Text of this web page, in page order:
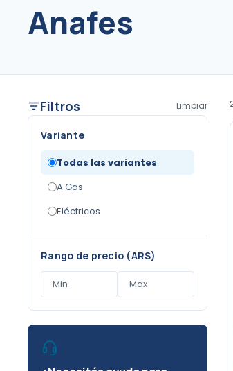
Anafes
Filtros Limpiar
Variante
Todas las variantes
A Gas
Eléctricos
Rango de precio (ARS)